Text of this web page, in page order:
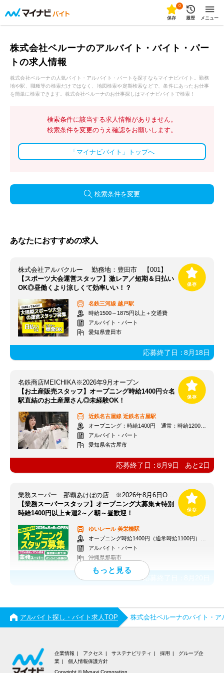
0
保存 履歴 メニュー
株式会社ベルーナのアルバイト・バイト・パー
トの求人情報
株式会社ベルーナの人気バイト・アルバイト・パートを探すならマイナビバイト。勤務
地や駅、職種等の検索だけではなく、地図検索や定期検索などで、条件にあったお仕事
を簡単に検索できます。株式会社ベルーナのお仕事探しはマイナビバイトで検索！
検索条件に該当する求人情報がありません。
検索条件を変更のうえ確認をお願いします。
「マイナビバイト」トップへ
検索条件を変更
あなたにおすすめの求人
株式会社アルバクルー 勤務地：豊田市 【001】
【スポーツ大会運営スタッフ】激レア／短期＆日払い
OK◎昼働くより涼しくて効率いい！？
名鉄三河線 越戸駅
時給1500～1875円以上＋交通費
アルバイト・パート
愛知県豊田市
応募終了日：8月18日
名鉄商店MEICHIKA※2026年9月オープン
【お土産販売スタッフ】オープニング時給1400円☆名
駅直結のお土産屋さん◎未経験OK！
近鉄名古屋線 近鉄名古屋駅
オープニング：時給1400円 通常：時給1200円～＋交通費全額支給
アルバイト・パート
愛知県名古屋市
応募終了日：8月9日 あと 2日
業務スーパー 那覇あけぼの店 ※2026年8月6日OPEN
【業務スーパースタッフ】オープニング大募集★特別
時給1400円以上★週2～／朝～昼歓迎！
ゆいレール美栄橋駅
オープニング時給1400円（通常時給1100円）※各種手当あり
アルバイト・パート
沖縄県那覇市
応募終了日：
アルバイト探し・バイト求人TOP 株式会社ベルーナのバイト・ア
企業情報 アクセス サステナビリティ 採用
グループ企
業
個人情報保護方針
Copyright © Mynavi Corporation